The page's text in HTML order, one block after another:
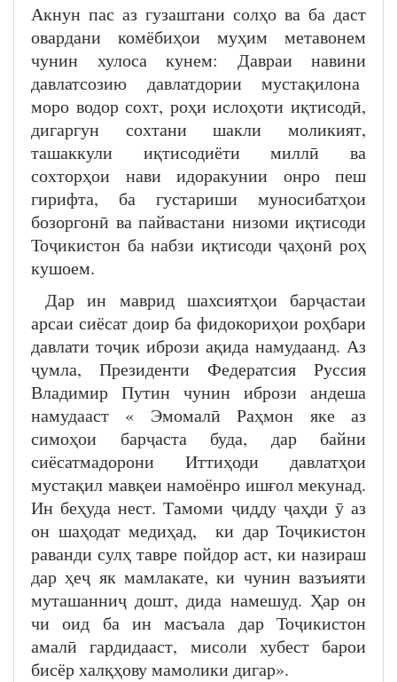
Акнун пас аз гузаштани солҳо ва ба даст
овардани комёбиҳои муҳим метавонем
чунин хулоса кунем: Давраи навини
давлатсозию давлатдории мустақилона
моро водор сохт, роҳи ислоҳоти иқтисодӣ,
дигаргун сохтани шакли моликият,
ташаккули иқтисодиёти миллӣ ва
сохторҳои нави идоракунии онро пеш
гирифта, ба густариши муносибатҳои
бозоргонӣ ва пайвастани низоми иқтисоди
Тоҷикистон ба набзи иқтисоди ҷаҳонӣ роҳ
кушоем.
​Дар ин маврид шахсиятҳои барҷастаи
арсаи сиёсат доир ба фидокориҳои роҳбари
давлати тоҷик ибрози ақида намудаанд. Аз
ҷумла, Президенти Федератсия Руссия
Владимир Путин чунин ибрози андеша
намудааст « Эмомалӣ Раҳмон яке аз
симоҳои барҷаста буда, дар байни
сиёсатмадорони Иттиҳоди давлатҳои
мустақил мавқеи намоёнро ишғол мекунад.
Ин беҳуда нест. Тамоми ҷидду ҷаҳди ӯ аз
он шаҳодат медиҳад, ки дар Тоҷикистон
раванди сулҳ тавре пойдор аст, ки назираш
дар ҳеҷ як мамлакате, ки чунин вазъияти
муташанниҷ дошт, дида намешуд. Ҳар он
чи оид ба ин масъала дар Тоҷикистон
амалӣ гардидааст, мисоли хубест барои
бисёр халқҳову мамолики дигар».